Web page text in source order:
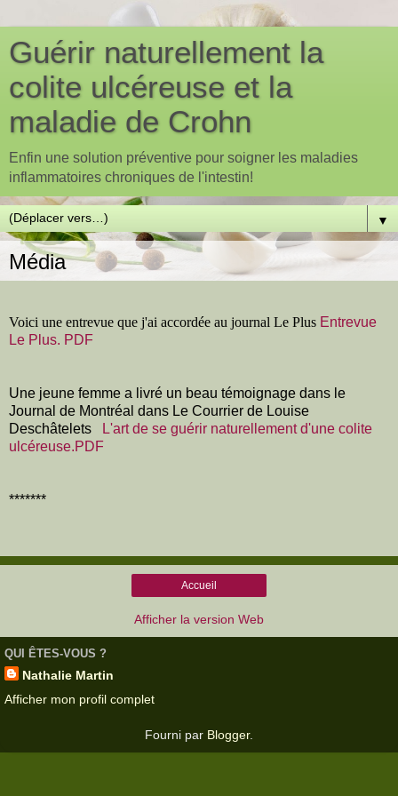
Guérir naturellement la
colite ulcéreuse et la
maladie de Crohn
Enfin une solution préventive pour soigner les maladies
inflammatoires chroniques de l'intestin!
▼
Média
Voici une entrevue que j'ai accordée au journal Le Plus Entrevue
Le Plus. PDF
Une jeune femme a livré un beau témoignage dans le
Journal de Montréal dans Le Courrier de Louise
Deschâtelets
L'art de se guérir naturellement d'une colite
ulcéreuse.PDF
*******
Accueil
Afficher la version Web
QUI ÊTES-VOUS ?
Nathalie Martin
Afficher mon profil complet
Fourni par Blogger.